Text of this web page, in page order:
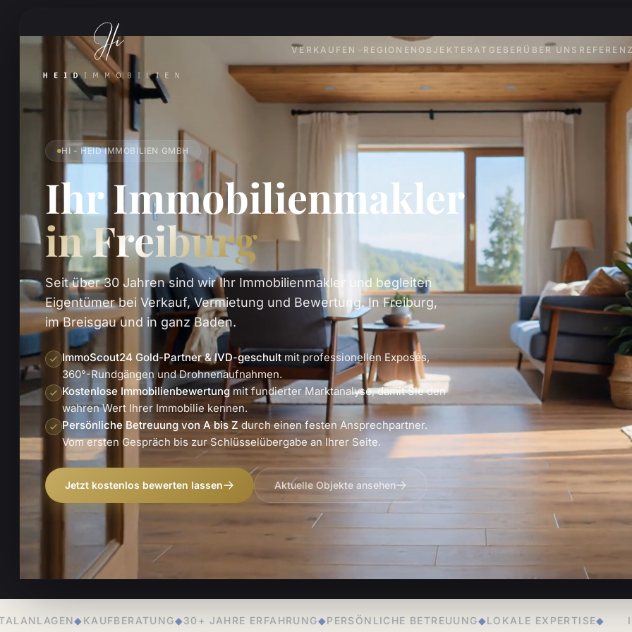
VERKAUFEN REGIONEN OBJEKTE RATGEBER ÜBER UNS
HI - HEID IMMOBILIEN GMBH
Ihr Immobilienmakler
in Freiburg
Seit über 30 Jahren sind wir Ihr Immobilienmakler und begleiten
Eigentümer bei Verkauf, Vermietung und Bewertung. In Freiburg,
im Breisgau und in ganz Baden.
ImmoScout24 Gold-Partner & IVD-geschult mit professionellen Exposés,
360°-Rundgängen und Drohnenaufnahmen.
Kostenlose Immobilienbewertung mit fundierter Marktanalyse, damit Sie den
wahren Wert Ihrer Immobilie kennen.
Persönliche Betreuung von A bis Zdurch einen festen Ansprechpartner.
Vom ersten Gespräch bis zur Schlüsselübergabe an Ihrer Seite.
Jetzt kostenlos bewerten lassen Aktuelle Objekte ansehen
◆30+ JAHRE ERFAHRUNG ◆ PERSÖNLICHE BETREUUNG◆LOKALE EXPERTISE◆ IMMOBILIENVERKAUF